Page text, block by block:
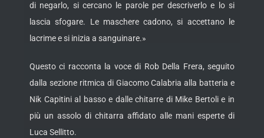
di negarlo, si cercano le parole per descriverlo e lo si
lascia sfogare. Le maschere cadono, si accettano le
lacrime e si inizia a sanguinare.»
Questo ci racconta la voce di Rob Della Frera, seguito
dalla sezione ritmica di Giacomo Calabria alla batteria e
Nik Capitini al basso e dalle chitarre di Mike Bertoli e in
più un assolo di chitarra affidato alle mani esperte di
Luca Sellitto.